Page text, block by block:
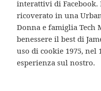
interattivi di
ricoverato in una
Donna e famiglia Tech
benessere il best di
uso di cookie 1975, nel
esperienza sul nostro.